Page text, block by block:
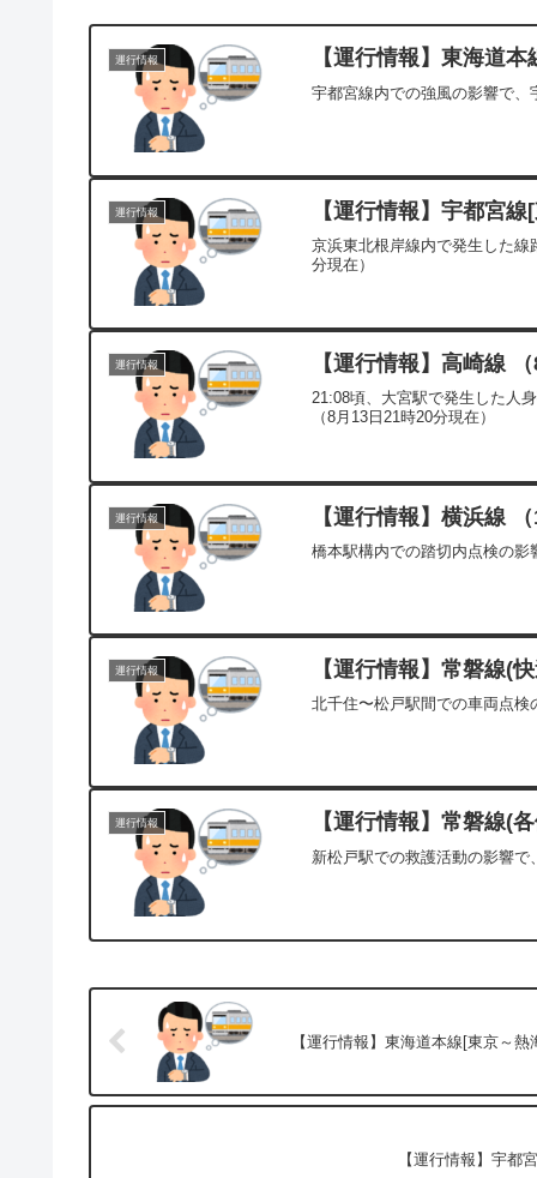
運行情報 【運行情報】東海道
宇都宮線内での強風の影響で、
運行情報 【運行情報】宇都宮
京浜東北根岸線内で発生した線
分現在）
運行情報 【運行情報】高崎線
21:08頃、大宮駅で発生した人
（8月13日21時20分現在）
運行情報 【運行情報】横浜線
橋本駅構内での踏切内点検の影
運行情報 【運行情報】常磐線(
北千住〜松戸駅間での車両点検
運行情報 【運行情報】常磐線(
新松戸駅での救護活動の影響で
【運行情報】東海道本線[東京～熱
【運行情報】宇都